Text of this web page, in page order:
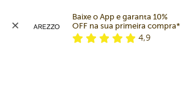
Baixe o App e garanta 10%
OFF na sua primeira compra*
4,9